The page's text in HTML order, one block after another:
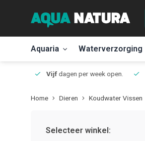
Aquaria Waterverzorging
Vijfdagen per week open.
Home Dieren Koudwater Vissen
Selecteer winkel: